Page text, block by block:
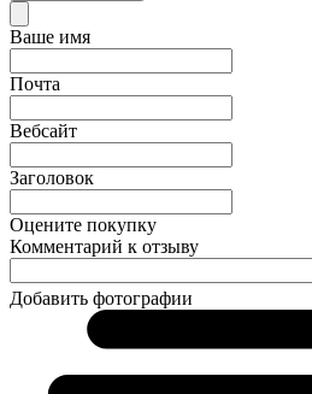
Ваше имя
Почта
Вебсайт
Заголовок
Оцените покупку
Комментарий к отзыву
Добавить фотографии